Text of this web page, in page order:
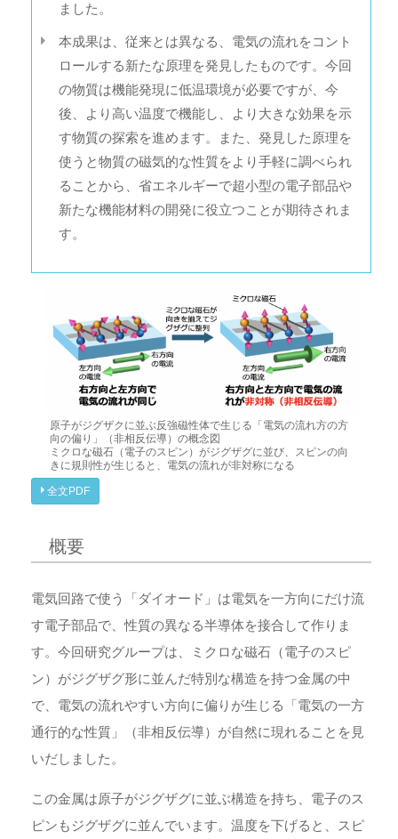
ました。
本成果は、従来とは異なる、電気の流れをコント
ロールする新たな原理を発見したものです。今回
の物質は機能発現に低温環境が必要ですが、今
後、より高い温度で機能し、より大きな効果を示
す物質の探索を進めます。また、発見した原理を
使うと物質の磁気的な性質をより手軽に調べられ
ることから、省エネルギーで超小型の電子部品や
新たな機能材料の開発に役立つことが期待されま
す。
原子がジグザクに並ぶ反強磁性体で生じる「電気の流れ方の方
向の偏り」（非相反伝導）の概念図
ミクロな磁石（電子のスピン）がジグザグに並び、スピンの向
きに規則性が生じると、電気の流れが非対称になる
全文PDF
概要
電気回路で使う「ダイオード」は電気を一方向にだけ流
す電子部品で、性質の異なる半導体を接合して作りま
す。今回研究グループは、ミクロな磁石（電子のスピ
ン）がジグザグ形に並んだ特別な構造を持つ金属の中
で、電気の流れやすい方向に偏りが生じる「電気の一方
通行的な性質」（非相反伝導）が自然に現れることを見
いだしました。
この金属は原子がジグザグに並ぶ構造を持ち、電子のス
ピンもジグザグに並んでいます。温度を下げると、スピ